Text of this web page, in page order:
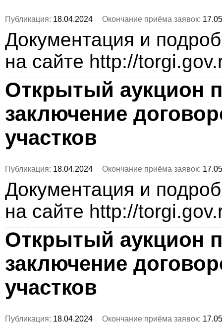
Публикация: 18.04.2024 Окончание приёма заявок:
Документация и
на сайте http://
Открытый аукцион
заключение
участков
Публикация: 18.04.2024 Окончание приёма заявок:
Документация и
на сайте http://
Открытый аукцион
заключение
участков
Публикация: 18.04.2024 Окончание приёма заявок: